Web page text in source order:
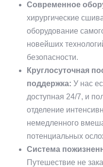
Современное
хирургические
оборудование
новейших
безопасности.
Круглосуточная
поддержка: У нас
доступная 24/7, и
отделение
немедленного
потенциальных
Система
Путешествие не